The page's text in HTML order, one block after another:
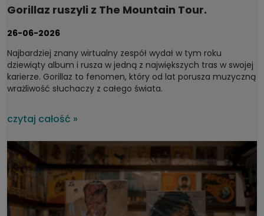
Gorillaz ruszyli z The Mountain Tour.
26-06-2026
Najbardziej znany wirtualny zespół wydał w tym roku
dziewiąty album i rusza w jedną z największych tras w swojej
karierze. Gorillaz to fenomen, który od lat porusza muzyczną
wrażliwość słuchaczy z całego świata.
czytaj całość »